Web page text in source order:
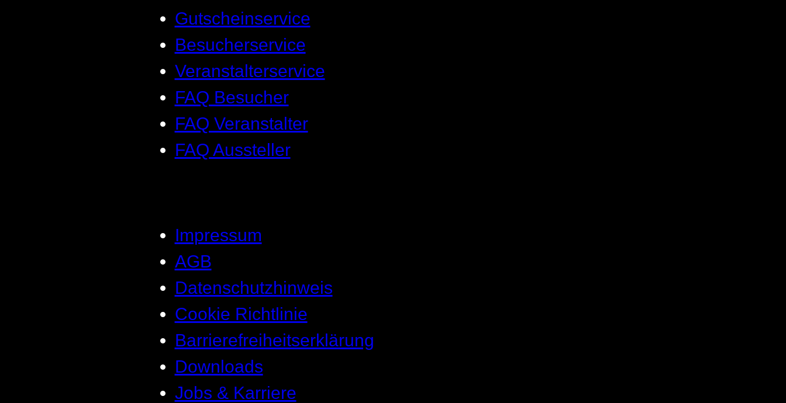
Gutscheinservice
Besucherservice
Veranstalterservice
FAQ Besucher
FAQ Veranstalter
FAQ Aussteller
Impressum
AGB
Datenschutzhinweis
Cookie Richtlinie
Barrierefreiheitserklärung
Downloads
Jobs & Karriere